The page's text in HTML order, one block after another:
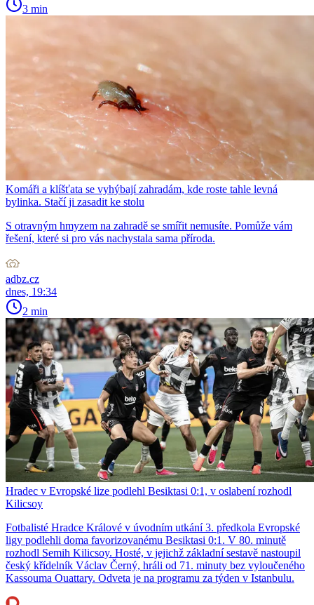
3 min
Komáři a klíšťata se vyhýbají zahradám, kde roste tahle levná
bylinka. Stačí ji zasadit ke stolu
S otravným hmyzem na zahradě se smířit nemusíte. Pomůže vám
řešení, které si pro vás nachystala sama příroda.
adbz.cz
dnes, 19:34
2 min
Hradec v Evropské lize podlehl Besiktasi 0:1, v oslabení rozhodl
Kilicsoy
Fotbalisté Hradce Králové v úvodním utkání 3. předkola Evropské
ligy podlehli doma favorizovanému Besiktasi 0:1. V 80. minutě
rozhodl Semih Kilicsoy. Hosté, v jejichž základní sestavě nastoupil
český křídelník Václav Černý, hráli od 71. minuty bez vyloučeného
Kassouma Ouattary. Odveta je na programu za týden v Istanbulu.